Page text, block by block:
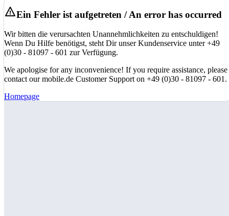
Ein Fehler ist aufgetreten / An error has occurred
Wir bitten die verursachten Unannehmlichkeiten zu entschuldigen!
Wenn Du Hilfe benötigst, steht Dir unser Kundenservice unter +49
(0)30 - 81097 - 601 zur Verfügung.
We apologise for any inconvenience! If you require assistance, please
contact our mobile.de Customer Support on +49 (0)30 - 81097 - 601.
Homepage